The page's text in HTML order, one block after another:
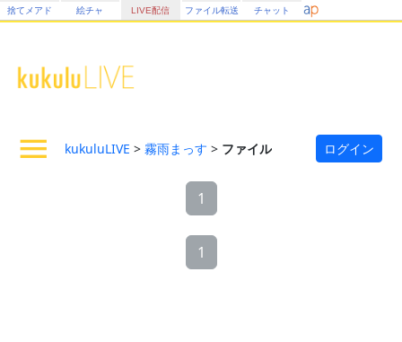
捨てメアド 絵チャ LIVE配信 ファイル転送 チャット
kukuluLIVE > 霧雨まっす > ファイル ログイン
1
1